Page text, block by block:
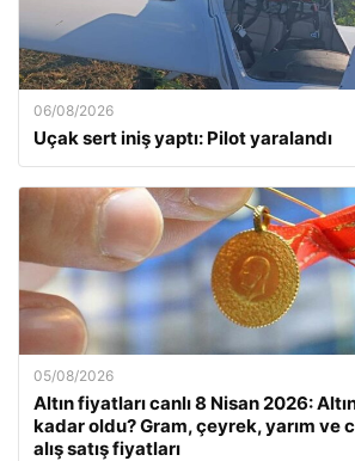
06/08/2026
Uçak sert iniş yaptı: Pilot yaralandı
05/08/2026
Altın fiyatları canlı 8 Nisan 2026:
kadar oldu? Gram, çeyrek, yarım ve
alış satış fiyatları